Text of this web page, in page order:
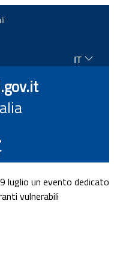
IT
luglio un evento dedicato
vulnerabili